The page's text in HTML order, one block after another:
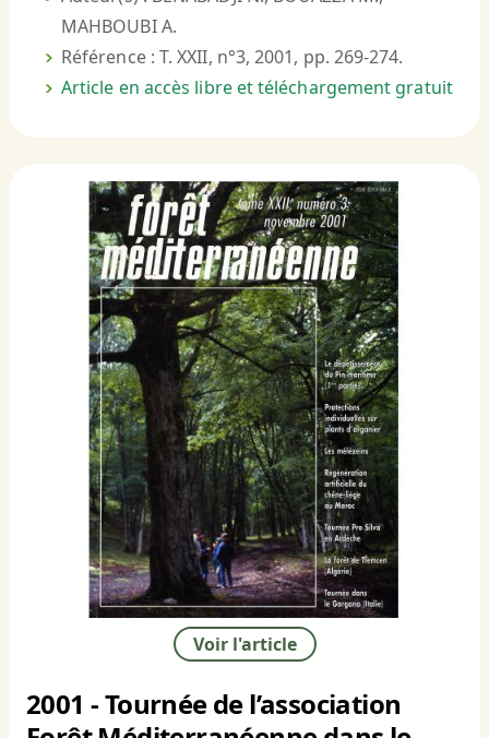
MAHBOUBI A.
Référence : T. XXII, n°3, 2001, pp. 269-274.
Article en accès libre et téléchargement gratuit
Voir l'article
2001 - Tournée de l’association